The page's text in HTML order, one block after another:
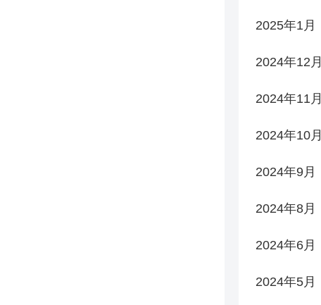
2025年1月
2024年12月
2024年11月
2024年10月
2024年9月
2024年8月
2024年6月
2024年5月